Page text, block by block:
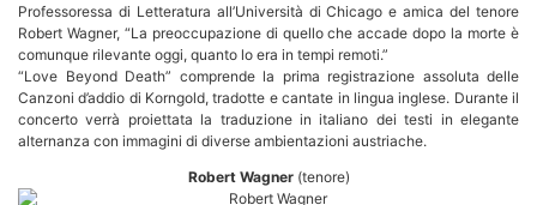
Professoressa di Letteratura all’Università di Chicago e amica del tenore
Robert Wagner, “La preoccupazione di quello che accade dopo la morte è
comunque rilevante oggi, quanto lo era in tempi remoti.”
“Love Beyond Death” comprende la prima registrazione assoluta delle
Canzoni d’addio di Korngold, tradotte e cantate in lingua inglese. Durante il
concerto verrà proiettata la traduzione in italiano dei testi in elegante
alternanza con immagini di diverse ambientazioni austriache.
Robert Wagner(tenore)